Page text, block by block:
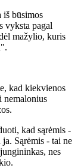
iš būsimos
vyksta pagal
mažylio, kuris
kad kiekvienos
nemalonius
kad sąrėmis -
Sąrėmis - tai ne
nes